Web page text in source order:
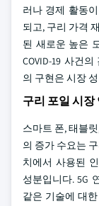
러나 경제 활동
되고, 구리 가격
된 새로운 높은
COVID-19 사건
의 구현은 시장
구리 포일 시장
스마트 폰, 태블
의 증가 수요는
치에서 사용된
성분입니다. 5G
같은 기술에 대